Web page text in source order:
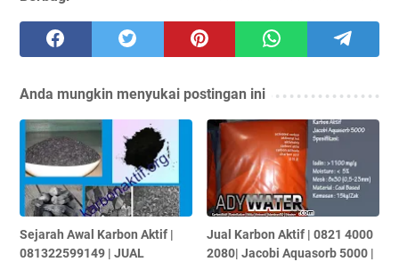
Anda mungkin menyukai postingan ini
Sejarah Awal Karbon Aktif |
081322599149 | JUAL
Jual Karbon Aktif | 0821 4000
2080| Jacobi Aquasorb 5000 |